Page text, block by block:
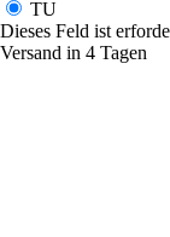
TU
Dieses Feld ist
Versand in 4 Tagen